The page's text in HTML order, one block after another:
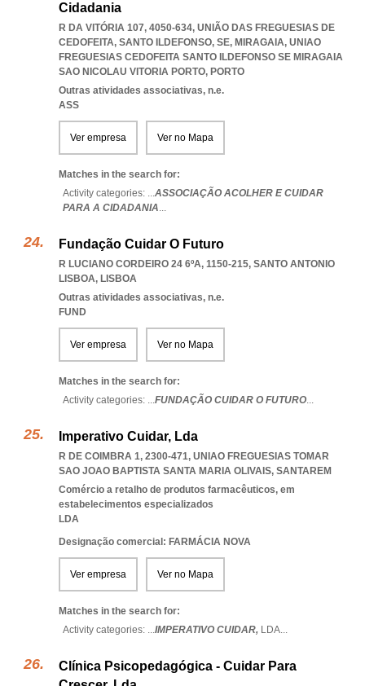
Cidadania
R DA VITÓRIA 107, 4050-634, UNIÃO DAS FREGUESIAS DE
CEDOFEITA, SANTO ILDEFONSO, SE, MIRAGAIA, UNIAO
FREGUESIAS CEDOFEITA SANTO ILDEFONSO SE MIRAGAIA
SAO NICOLAU VITORIA PORTO, PORTO
Outras atividades associativas, n.e.
ASS
Ver empresa Ver no Mapa
Matches in the search for:
Activity categories: ...ASSOCIAÇÃO ACOLHER E CUIDAR
PARA A CIDADANIA...
Fundação Cuidar O Futuro
R LUCIANO CORDEIRO 24 6ºA, 1150-215, SANTO ANTONIO
LISBOA, LISBOA
Outras atividades associativas, n.e.
FUND
Ver empresa Ver no Mapa
Matches in the search for:
Activity categories: ...FUNDAÇÃO CUIDAR O FUTURO...
Imperativo Cuidar, Lda
R DE COIMBRA 1, 2300-471, UNIAO FREGUESIAS TOMAR
SAO JOAO BAPTISTA SANTA MARIA OLIVAIS, SANTAREM
Comércio a retalho de produtos farmacêuticos, em
estabelecimentos especializados
LDA
Designação comercial: FARMÁCIA NOVA
Ver empresa Ver no Mapa
Matches in the search for:
Activity categories: ...IMPERATIVO CUIDAR, LDA...
Clínica Psicopedagógica - Cuidar Para